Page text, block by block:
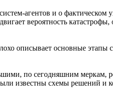
агентов и о
вероятность
описывает основные
по сегодняшним
известны схемы решений